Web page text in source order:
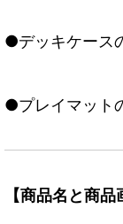
●デッキケース
●プレイマット
【商品名と商品